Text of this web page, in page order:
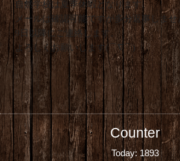
自然学校は夏季休暇となります。
メールは確認可能ですが多分返事しませ
9日以降にご連絡します。
よろしくお願いします(⌒∇⌒)
Counter
Today:1893